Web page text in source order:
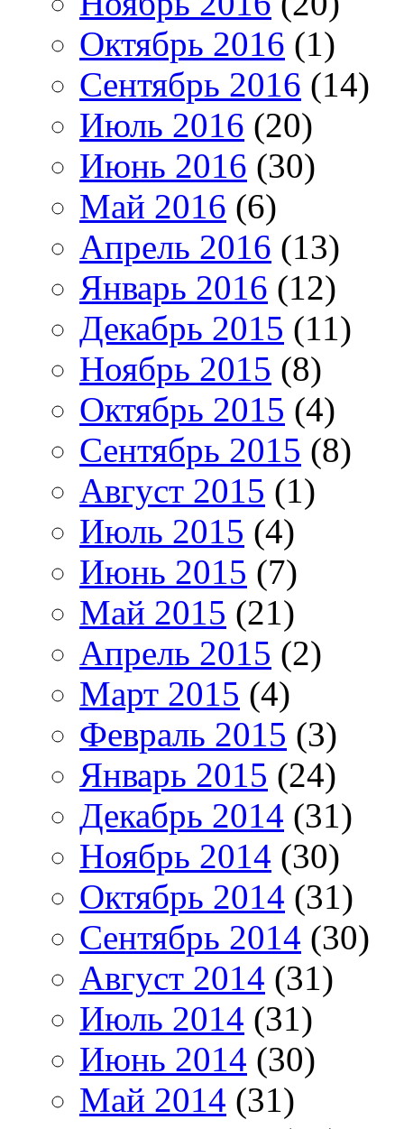
Октябрь 2016 (1)
Сентябрь 2016 (14)
Июль 2016 (20)
Июнь 2016 (30)
Май 2016 (6)
Апрель 2016 (13)
Январь 2016 (12)
Декабрь 2015 (11)
Ноябрь 2015 (8)
Октябрь 2015 (4)
Сентябрь 2015 (8)
Август 2015 (1)
Июль 2015 (4)
Июнь 2015 (7)
Май 2015 (21)
Апрель 2015 (2)
Март 2015 (4)
Февраль 2015 (3)
Январь 2015 (24)
Декабрь 2014 (31)
Ноябрь 2014 (30)
Октябрь 2014 (31)
Сентябрь 2014 (30)
Август 2014 (31)
Июль 2014 (31)
Июнь 2014 (30)
Май 2014 (31)